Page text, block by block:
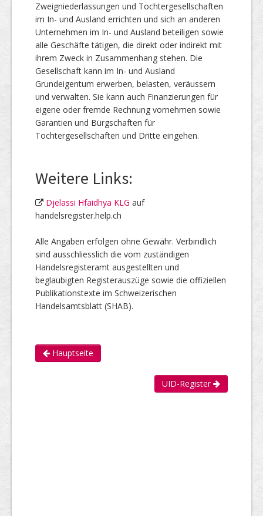
Zweigniederlassungen und Tochtergesellschaften
im In- und Ausland errichten und sich an anderen
Unternehmen im In- und Ausland beteiligen sowie
alle Geschäfte tätigen, die direkt oder indirekt mit
ihrem Zweck in Zusammenhang stehen. Die
Gesellschaft kann im In- und Ausland
Grundeigentum erwerben, belasten, veräussern
und verwalten. Sie kann auch Finanzierungen für
eigene oder fremde Rechnung vornehmen sowie
Garantien und Bürgschaften für
Tochtergesellschaften und Dritte eingehen.
Weitere Links:
Djelassi Hfaidhya KLG auf
handelsregister.help.ch
Alle Angaben erfolgen ohne Gewähr. Verbindlich
sind ausschliesslich die vom zuständigen
Handelsregisteramt ausgestellten und
beglaubigten Registerauszüge sowie die offiziellen
Publikationstexte im Schweizerischen
Handelsamtsblatt (SHAB).
Hauptseite
UID-Register